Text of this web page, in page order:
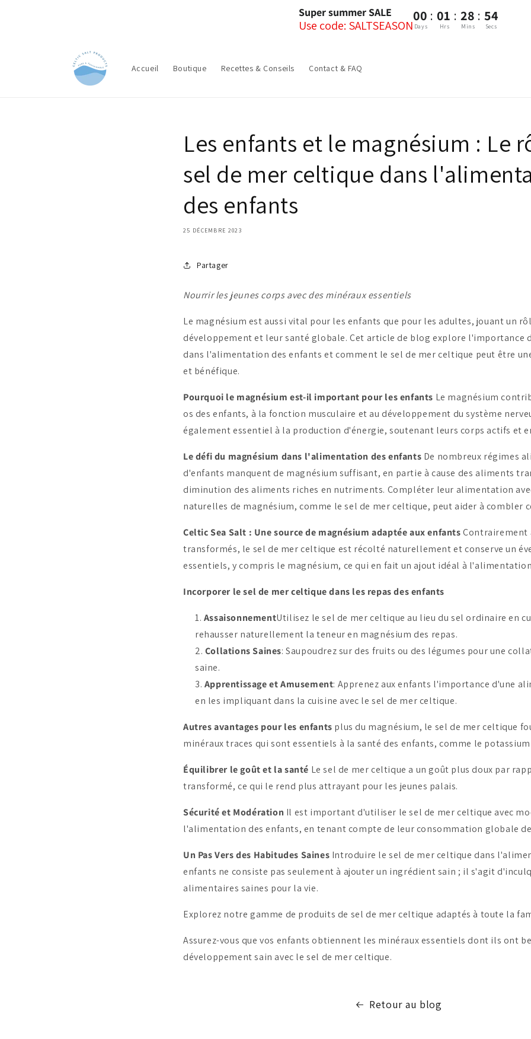
Super summer SALE
Use code: SALTSEASON
00 : 01 : 28 : 53
Days Hrs Mins Secs
Accueil Boutique Recettes & Conseils Contact & FAQ
Les enfants et le magnésium : Le
sel de mer celtique dans
des enfants
25 DÉCEMBRE 2023
Partager
Nourrir les jeunes corps avec des minéraux essentiels
Le magnésium est aussi vital pour les enfants que pour les adultes, jouant un
développement et leur santé globale. Cet article de blog explore l'importance
dans l'alimentation des enfants et comment le sel de mer celtique peut être
et bénéfique.
Pourquoi le magnésium est-il important pour les enfants Le magnésium
os des enfants, à la fonction musculaire et au développement du système
également essentiel à la production d'énergie, soutenant leurs corps actifs et
Le défi du magnésium dans l'alimentation des enfants De nombreux régimes
d'enfants manquent de magnésium suffisant, en partie à cause des aliments
diminution des aliments riches en nutriments. Compléter leur alimentation
naturelles de magnésium, comme le sel de mer celtique, peut aider à combler
Celtic Sea Salt : Une source de magnésium adaptée aux enfantsContrairement
transformés, le sel de mer celtique est récolté naturellement et conserve un
essentiels, y compris le magnésium, ce qui en fait un ajout idéal à
Incorporer le sel de mer celtique dans les repas des enfants
AssaisonnementUtilisez le sel de mer celtique au lieu du sel ordinaire en
rehausser naturellement la teneur en magnésium des repas.
Collations Saines: Saupoudrez sur des fruits ou des légumes pour une
saine.
Apprentissage et Amusement: Apprenez aux enfants l'importance d'une
en les impliquant dans la cuisine avec le sel de mer celtique.
Autres avantages pour les enfants plus du magnésium, le sel de mer celtique
minéraux traces qui sont essentiels à la santé des enfants, comme le
Équilibrer le goût et la santé Le sel de mer celtique a un goût plus doux par
transformé, ce qui le rend plus attrayant pour les jeunes palais.
Sécurité et Modération Il est important d'utiliser le sel de mer celtique avec
l'alimentation des enfants, en tenant compte de leur consommation globale
Un Pas Vers des Habitudes Saines Introduire le sel de mer celtique dans
enfants ne consiste pas seulement à ajouter un ingrédient sain ; il s'agit
alimentaires saines pour la vie.
Explorez notre gamme de produits de sel de mer celtique adaptés à toute la
Assurez-vous que vos enfants obtiennent les minéraux essentiels dont ils ont
développement sain avec le sel de mer celtique.
Retour au blog